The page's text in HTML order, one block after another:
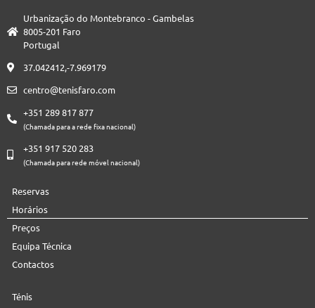
Urbanização do Montebranco - Gambelas
8005-201 Faro
Portugal
37.042412,-7.969179
centro@tenisfaro.com
+351 289 817 877
(Chamada para a rede fixa nacional)
+351 917 520 283
(Chamada para rede móvel nacional)
Reservas
Horários
Preços
Equipa Técnica
Contactos
Ténis